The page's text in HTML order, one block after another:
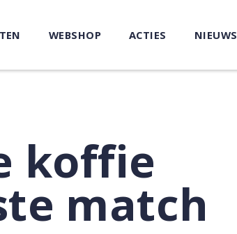
WEBSHOP ACTIES NIEUWS
koffie
match